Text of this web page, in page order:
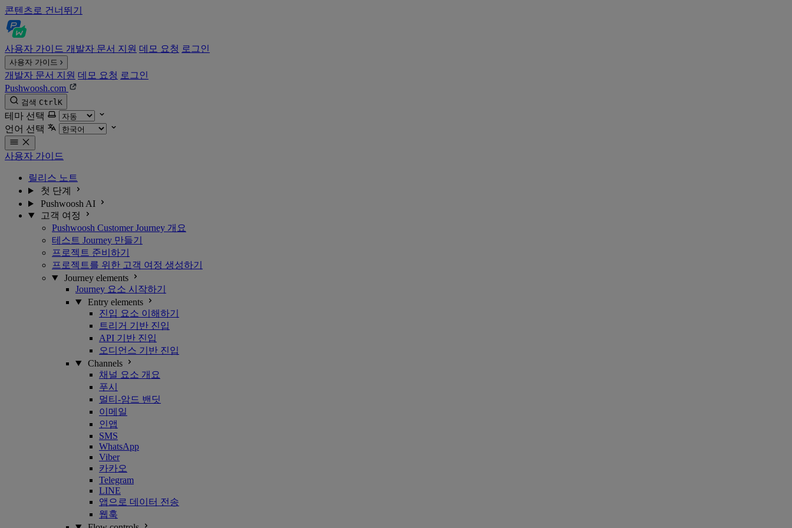
콘텐츠로 건너뛰기
사용자 가이드 개발자 문서 지원 데모 요청 로그인
사용자 가이드
개발자 문서 지원 데모 요청 로그인
Pushwoosh.com
검색 CtrlK
테마 선택
언어 선택
사용자 가이드
릴리스 노트
첫 단계
Pushwoosh AI
고객 여정
Pushwoosh Customer Journey 개요
테스트 Journey 만들기
프로젝트 준비하기
프로젝트를 위한 고객 여정 생성하기
Journey elements
Journey 요소 시작하기
Entry elements
진입 요소 이해하기
트리거 기반 진입
API 기반 진입
오디언스 기반 진입
Channels
채널 요소 개요
푸시
멀티-암드 밴딧
이메일
인앱
SMS
WhatsApp
Viber
카카오
Telegram
LINE
앱으로 데이터 전송
웹훅